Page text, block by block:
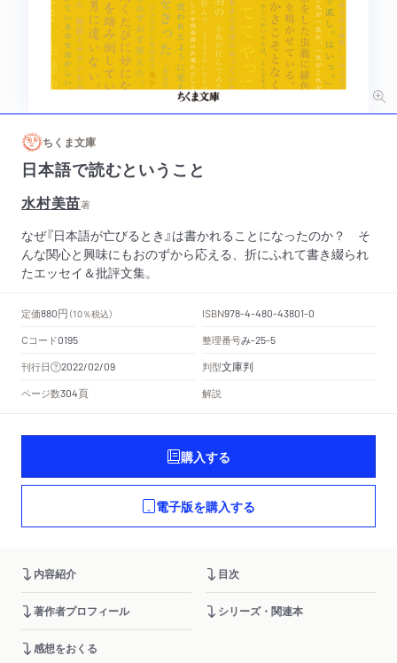
ちくま文庫
日本語で読むということ
水村美苗著
なぜ『日本語が亡びるとき』は書かれることになったのか？ そ
んな関心と興味にもおのずから応える、折にふれて書き綴られ
たエッセイ＆批評文集。
定価880円 （10％税込） ISBN978-4-480-43801-0
Cコード0195 整理番号み-25-5
刊行日 2022/02/09 判型文庫判
ページ数304頁 解説
購入する
電子版を購入する
内容紹介 目次
著作者プロフィール シリーズ・関連本
感想をおくる